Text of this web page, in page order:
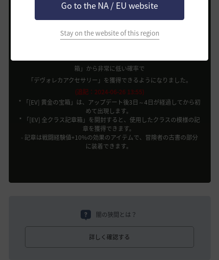
Go to the NA / EU website
Stay on the website of this region
* イベントが終了すると、「[EV] 黄金の宝箱」は消えます。
* [EV] 黄金の宝箱は、他の闇の狭間のボスと同様の周期で出現しま
箱」から非常に低い確率で
「デヴォレカアクセサリー」を獲得できるようになりました。
(追記：2024-06-26 13:55)
* 「[EV] 黄金の宝箱」は、アップデート後3日～4日が経過してから初
めて出現します。
* 「[EV] 全クラス記章箱」を開封すると、使用したクラスの模様の記
章を獲得できます。
- 記章は戦闘経験値+10%の効果のアイテムで、冒険者の古書の部分
に装着できます。
闇の狭間とは？
詳しく確認する